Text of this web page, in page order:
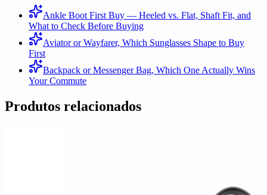
Ankle Boot First Buy — Heeled vs. Flat, Shaft Fit, and
What to Check Before Buying
Aviator or Wayfarer, Which Sunglasses Shape to Buy
First
Backpack or Messenger Bag, Which One Actually Wins
Your Commute
Produtos relacionados